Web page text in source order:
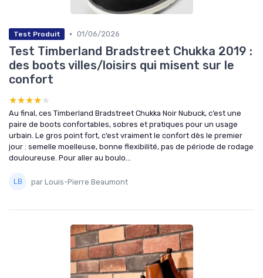
Test Produit • 01/06/2026
Test Timberland Bradstreet Chukka 2019 :
des boots villes/loisirs qui misent sur le
confort
★★★★★
★★★★★
Au final, ces Timberland Bradstreet Chukka Noir Nubuck, c’est une
paire de boots confortables, sobres et pratiques pour un usage
urbain. Le gros point fort, c’est vraiment le confort dès le premier
jour : semelle moelleuse, bonne flexibilité, pas de période de rodage
douloureuse. Pour aller au boulo...
par Louis-Pierre Beaumont